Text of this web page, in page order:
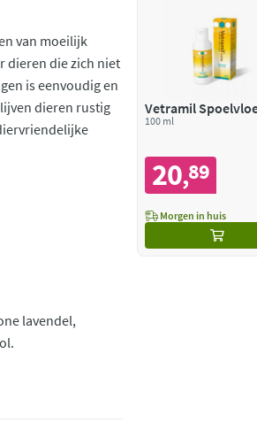
van moeilijk
dieren die zich niet
is eenvoudig en
dieren rustig
lavendel,
Vetramil
100 ml
20,89
Morgen in huis